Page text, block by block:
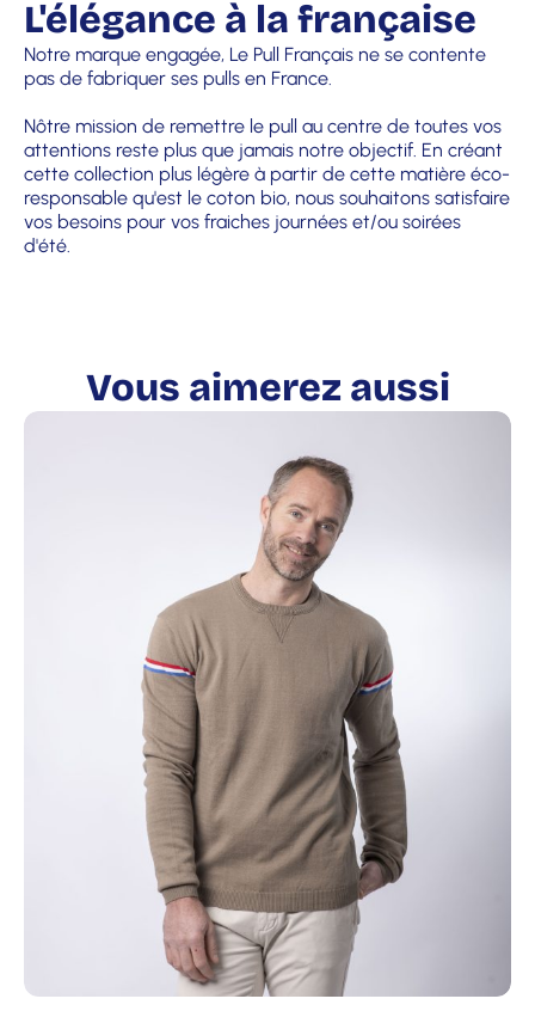
L'élégance à la française
Notre marque engagée, Le Pull Français ne se contente
pas de fabriquer ses pulls en France.
Nôtre mission de remettre le pull au centre de toutes vos
attentions reste plus que jamais notre objectif. En créant
cette collection plus légère à partir de cette matière éco-
responsable qu'est le coton bio, nous souhaitons satisfaire
vos besoins pour vos fraiches journées et/ou soirées
d'été.
Vous aimerez aussi